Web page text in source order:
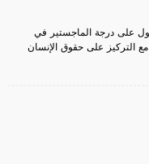
على درجة الماجستير في
التركيز على حقوق الإنسان